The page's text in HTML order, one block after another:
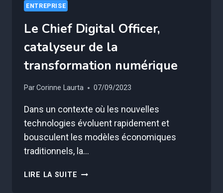
ENTREPRISE
Le Chief Digital Officer,
catalyseur de la
transformation numérique
ParCorinne Laurta 07/09/2023
Dans un contexte où les nouvelles
technologies évoluent rapidement et
bousculent les modèles économiques
traditionnels, la…
LIRE LA SUITE LE